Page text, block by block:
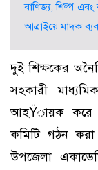
বাণিজ্য, শিল্প এবং
আত্রাইয়ে মাদক
দুই শিক্ষকের
সহকারী
আহŸায়ক করে
কমিটি গঠন
উপজেলা